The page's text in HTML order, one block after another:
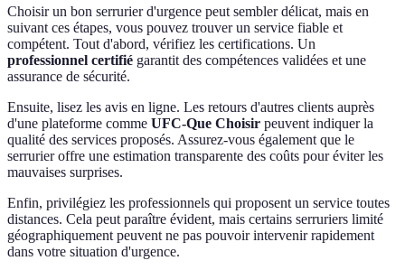
Choisir un bon serrurier d'urgence peut sembler délicat, mais en
suivant ces étapes, vous pouvez trouver un service fiable et
compétent. Tout d'abord, vérifiez les certifications. Un
professionnel certifié garantit des compétences validées et une
assurance de sécurité.
Ensuite, lisez les avis en ligne. Les retours d'autres clients auprès
d'une plateforme comme UFC-Que Choisir peuvent indiquer la
qualité des services proposés. Assurez-vous également que le
serrurier offre une estimation transparente des coûts pour éviter les
mauvaises surprises.
Enfin, privilégiez les professionnels qui proposent un service toutes
distances. Cela peut paraître évident, mais certains serruriers limité
géographiquement peuvent ne pas pouvoir intervenir rapidement
dans votre situation d'urgence.